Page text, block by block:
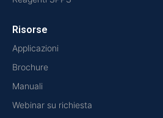
Risorse
Applicazioni
Brochure
Manuali
Webinar su richiesta